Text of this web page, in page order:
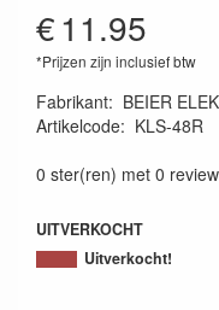
€11.95
*Prijzen zijn inclusief btw
Fabrikant: BEIER
Artikelcode: KLS-48R
0 ster(ren) met 0
UITVERKOCHT
Uitverkocht!